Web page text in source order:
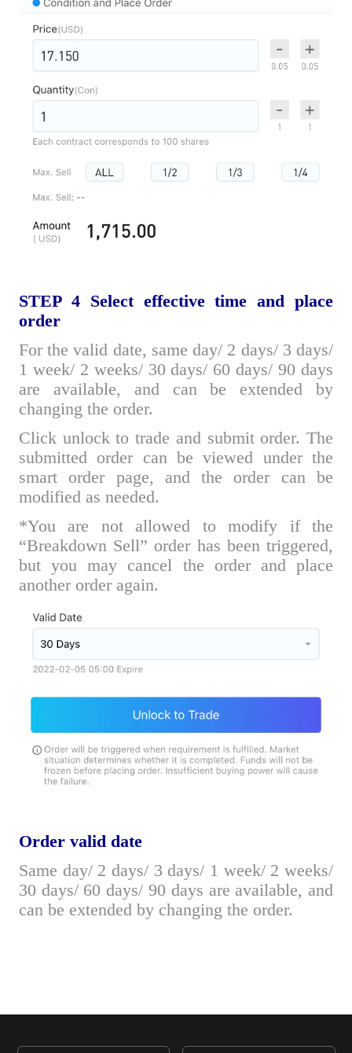
STEP 4 Select effective time and place
order
For the valid date, same day/ 2 days/ 3 days/
1 week/ 2 weeks/ 30 days/ 60 days/ 90 days
are available, and can be extended by
changing the order.
Click unlock to trade and submit order. The
submitted order can be viewed under the
smart order page, and the order can be
modified as needed.
*You are not allowed to modify if the
“Breakdown Sell” order has been triggered,
but you may cancel the order and place
another order again.
Order valid date
Same day/ 2 days/ 3 days/ 1 week/ 2 weeks/
30 days/ 60 days/ 90 days are available, and
can be extended by changing the order.